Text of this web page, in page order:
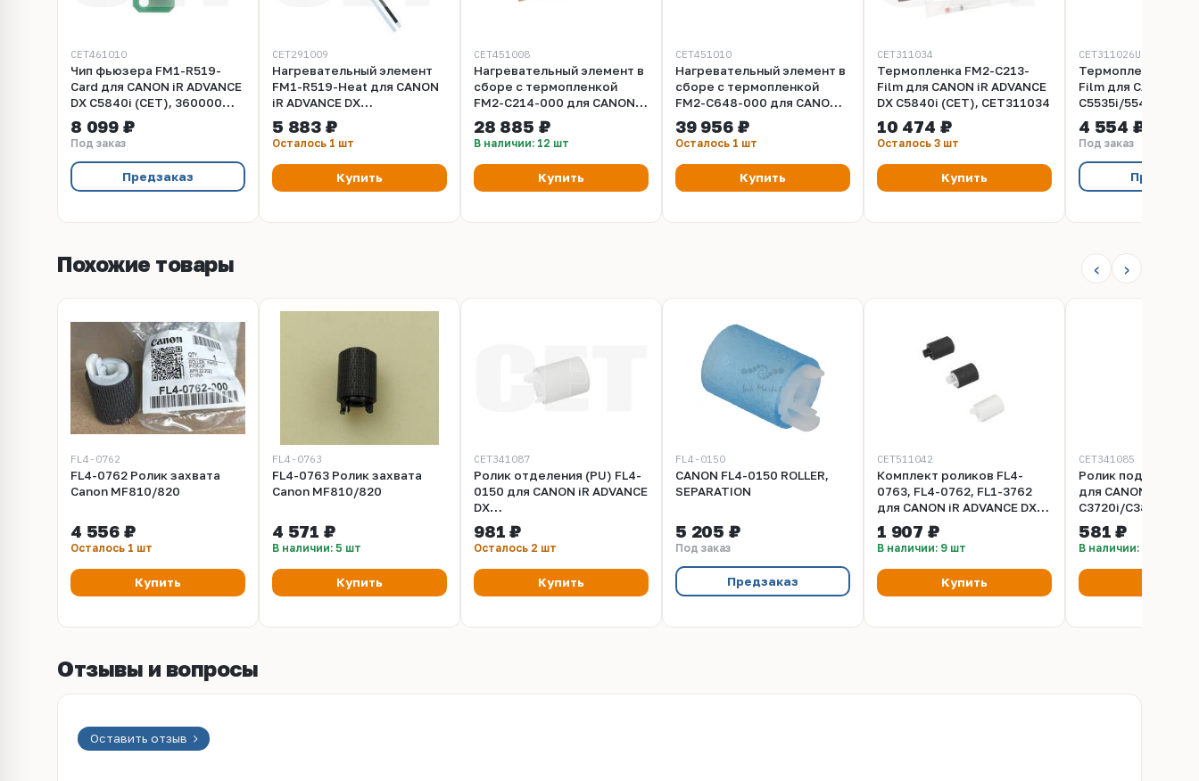
CET461010
Чип фьюзера FM1-R519-
Card для CANON iR ADVANCE
DX C5840i (CET), 360000
стр., CET461010
8 099 ₽
Под заказ
Предзаказ
CET291009
Нагревательный элемент
FM1-R519-Heat для CANON
iR ADVANCE DX
C5840/C5840i (CET),
CET291009
5 883 ₽
Осталось 1 шт
Купить
CET451008
Нагревательный элемент в
сборе с термопленкой
FM2-C214-000 для CANON
iR ADVANCE DX
C5840/C5840i (CET),
CET451008
28 885 ₽
В наличии: 12 шт
Купить
CET451010
Нагревательный элемент в
сборе с термопленкой
FM2-C648-000 для CANON
iR ADVANCE DX
C5850i/5860i/5870i (CET),
CET451010
39 956 ₽
Осталось 1 шт
Купить
CET311034
Термопленка FM2-C213-
Film для CANON iR ADVANCE
DX C5840i (CET), CET311034
10 474 ₽
Осталось 3 шт
Купить
CET311026U
Термопленка
Film для CANON iR
C5535i/5540i/
C5735i (CET),
4 554 ₽
Под заказ
Похожие товары ‹ ›
FL4-0762
FL4-0762 Ролик захвата
Canon MF810/820
4 556 ₽
Осталось 1 шт
Купить
FL4-0763
FL4-0763 Ролик захвата
Canon MF810/820
4 571 ₽
В наличии: 5 шт
Купить
CET341087
Ролик отделения (PU) FL4-
0150 для CANON iR ADVANCE
DX
6860/C5840i/5850i/5860i
(CET), CET341087
981 ₽
Осталось 2 шт
Купить
FL4-0150
CANON FL4-0150 ROLLER,
SEPARATION
5 205 ₽
Под заказ
Предзаказ
CET511042
Комплект роликов FL4-
0763, FL4-0762, FL1-3762
для CANON iR ADVANCE DX
C3826i/C3830i/C3835i/C3922i
(CET), CET511042
1 907 ₽
В наличии: 9 шт
Купить
CET341085
Ролик подачи
для CANON iR
C3720i/C3822i/
(CET), CET341085
581 ₽
В наличии: 7 шт
Отзывы и вопросы
Оставить отзыв